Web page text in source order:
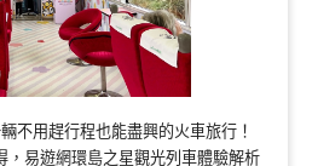
不用趕行程也能盡興的火車旅行！
易遊網環島之星觀光列車體驗解析